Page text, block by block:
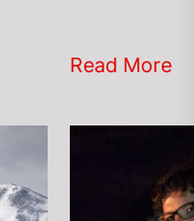
Read More